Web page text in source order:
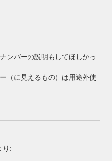
ンバーの説明もしてほしかっ
（に見えるもの）は用途外使
り: